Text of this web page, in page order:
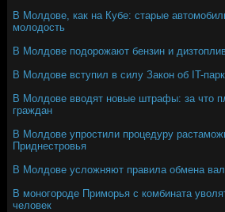
В Молдове, как на Кубе: старые
молодость
В Молдове подорожают бензин и
В Молдове вступил в силу Закон об IT-
В Молдове вводят новые штрафы: за что
граждан
В Молдове упростили процедуру
Приднестровья
В Молдове усложняют правила обмена
В моногороде Приморья с комбината
человек